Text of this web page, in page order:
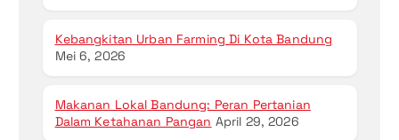
Kebangkitan Urban Farming Di Kota Bandung
Mei 6, 2026
Makanan Lokal Bandung: Peran Pertanian
Dalam Ketahanan Pangan April 29, 2026